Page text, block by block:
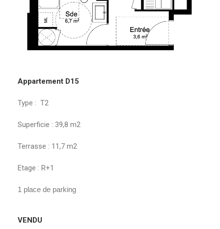
Appartement D15
Type : T2
Superficie : 39,8 m2
Terrasse : 11,7 m2
Etage : R+1
1 place de parking
VENDU